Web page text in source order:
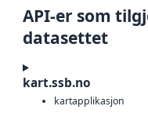
API-er som
datasettet
kart.ssb.no
kartapplikasjon